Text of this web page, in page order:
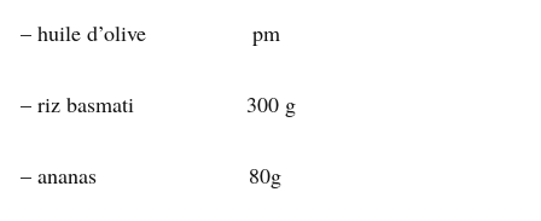
– huile d’olive pm
– riz basmati 300 g
– ananas 80g